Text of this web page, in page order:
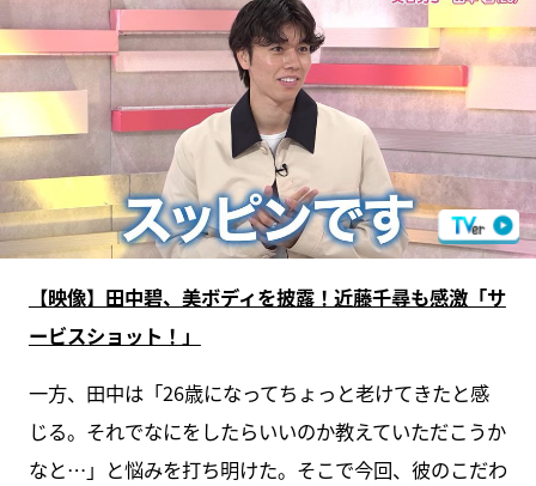
【映像】田中碧、美ボディを披露！近藤千尋も感激「サ
ービスショット！」
一方、田中は「26歳になってちょっと老けてきたと感
じる。それでなにをしたらいいのか教えていただこうか
なと…」と悩みを打ち明けた。そこで今回、彼のこだわ